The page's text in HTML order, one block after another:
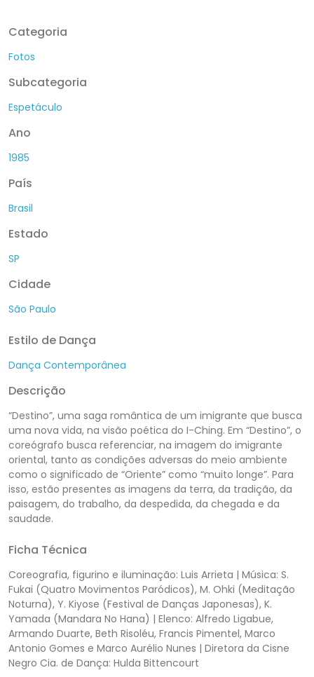
Categoria
Fotos
Subcategoria
Espetáculo
Ano
1985
País
Brasil
Estado
SP
Cidade
São Paulo
Estilo de Dança
Dança Contemporânea
Descrição
“Destino”, uma saga romântica de um imigrante que busca
uma nova vida, na visão poética do I-Ching. Em “Destino”, o
coreógrafo busca referenciar, na imagem do imigrante
oriental, tanto as condições adversas do meio ambiente
como o significado de “Oriente” como “muito longe”. Para
isso, estão presentes as imagens da terra, da tradição, da
paisagem, do trabalho, da despedida, da chegada e da
saudade.
Ficha Técnica
Coreografia, figurino e iluminação: Luis Arrieta | Música: S.
Fukai (Quatro Movimentos Paródicos), M. Ohki (Meditação
Noturna), Y. Kiyose (Festival de Danças Japonesas), K.
Yamada (Mandara No Hana) | Elenco: Alfredo Ligabue,
Armando Duarte, Beth Risoléu, Francis Pimentel, Marco
Antonio Gomes e Marco Aurélio Nunes | Diretora da Cisne
Negro Cia. de Dança: Hulda Bittencourt